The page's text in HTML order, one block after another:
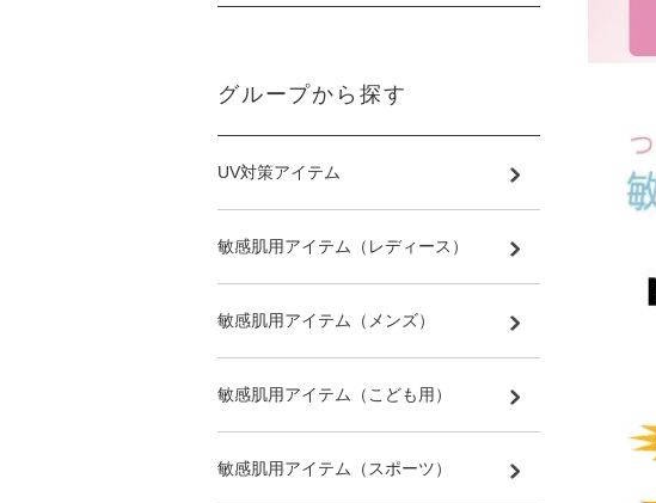
グループから探す
UV対策アイテム
敏感肌用アイテム（レディース）
敏感肌用アイテム（メンズ）
敏感肌用アイテム（こども用）
敏感肌用アイテム（スポーツ）